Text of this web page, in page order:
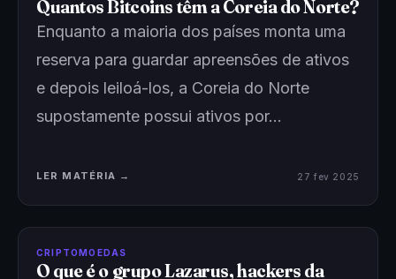
Quantos Bitcoins têm a Coreia do Norte?
Enquanto a maioria dos países monta uma
reserva para guardar apreensões de ativos
e depois leiloá-los, a Coreia do Norte
supostamente possui ativos por…
LER MATÉRIA → 27 fev 2025
CRIPTOMOEDAS
O que é o grupo Lazarus, hackers da